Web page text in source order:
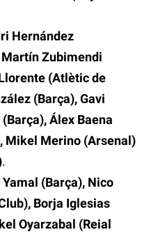
Hernández
Zubimendi
(Atlètic de
(Barça), Gavi
Álex Baena
Mikel Merino (Arsenal)
.
(Barça), Nico
Borja Iglesias
Oyarzabal (Reial